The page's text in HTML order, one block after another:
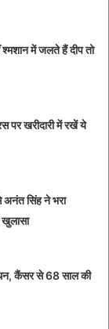
श्मशान में जलते हैं दीप तो
पर खरीदारी में रखें ये
अनंत सिंह ने भरा
खुलासा
कैंसर से 68 साल की